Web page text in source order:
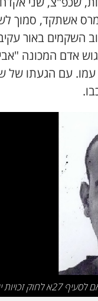
תואמות, תחמושת וכפפות. ב-8 במרס אשתקד,
השקמים באור
אדם המכונה
עמו. עם הגעתו של
זכויות יוצרים